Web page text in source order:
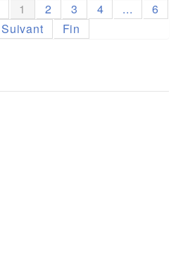
1 2 3 4 ...
6
Suivant Fin